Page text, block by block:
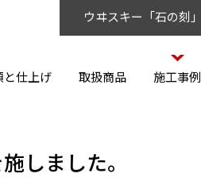
と仕上げ 取扱商品 施工事例
ウヰスキー「石の刻」
しました。